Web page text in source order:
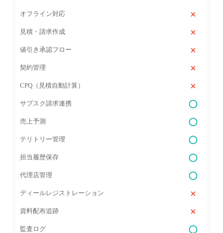
オフライン対応
見積・請求作成
値引き承認フロー
契約管理
CPQ（見積自動計算）
サブスク請求連携
売上予測
テリトリー管理
担当履歴保存
代理店管理
ディールレジストレーション
資料配布追跡
監査ログ